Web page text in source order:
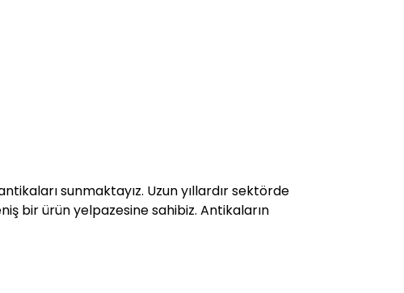
sunmaktayız. Uzun yıllardır sektörde
bir ürün yelpazesine sahibiz. Antikaların